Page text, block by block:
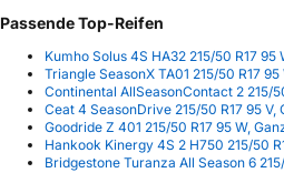
Passende Top-Reifen
Kumho Solus 4S HA32 215/50 R17
Triangle SeasonX TA01 215/50 R17
Continental AllSeasonContact 2 215/
Ceat 4 SeasonDrive 215/50 R17 95
Goodride Z 401 215/50 R17 95 W,
Hankook Kinergy 4S 2 H750 215/50
Bridgestone Turanza All Season 6